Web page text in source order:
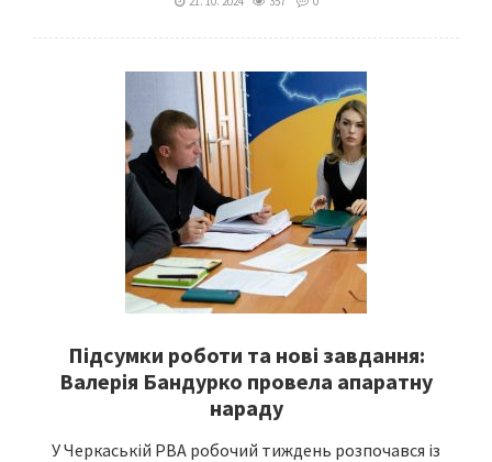
Підсумки роботи та нові завдання:
Валерія Бандурко провела апаратну
нараду
У Черкаській РВА робочий тиждень розпочався із